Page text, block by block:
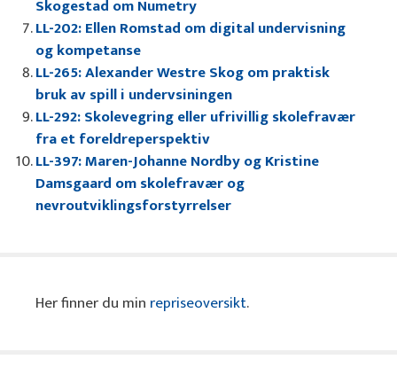
Skogestad om Numetry
LL-202: Ellen Romstad om digital undervisning
og kompetanse
LL-265: Alexander Westre Skog om praktisk
bruk av spill i undervsiningen
LL-292: Skolevegring eller ufrivillig skolefravær
fra et foreldreperspektiv
LL-397: Maren-Johanne Nordby og Kristine
Damsgaard om skolefravær og
nevroutviklingsforstyrrelser
Her finner du min repriseoversikt.